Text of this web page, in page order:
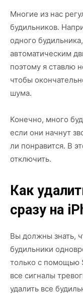
Многие из нас
будильников.
одного
автоматическим
поэтому я ставлю
чтобы
шума.
Конечно, много
если они начнут
ли понравится. В
отключить.
Как
сразу на
Вы должны знать,
будильники
только с помощью
все сигналы
удалить все